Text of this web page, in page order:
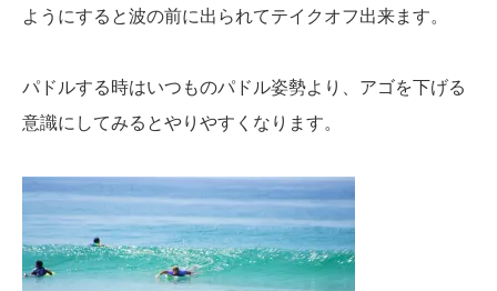
ようにすると波の前に出られてテイクオフ出来ます。
パドルする時はいつものパドル姿勢より、アゴを下げる
意識にしてみるとやりやすくなります。